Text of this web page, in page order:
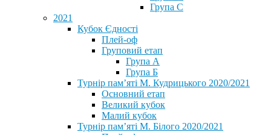
Група C
2021
Кубок Єдності
Плей-оф
Груповий етап
Група А
Група Б
Турнір пам’яті М. Кудрицького 2020/2021
Основний етап
Великий кубок
Малий кубок
Турнір пам’яті М. Білого 2020/2021